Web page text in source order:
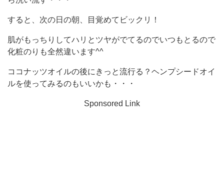
すると、次の日の朝、目覚めてビックリ！
肌がもっちりしてハリとツヤがでてるのでいつもとるので
化粧のりも全然違います^^
ココナッツオイルの後にきっと流行る？ヘンプシードオイ
ルを使ってみるのもいいかも・・・
Sponsored Link